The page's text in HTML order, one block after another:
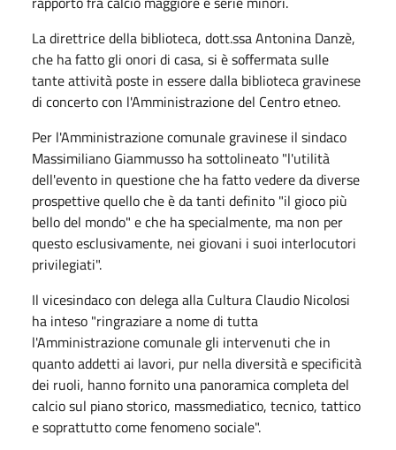
La direttrice della biblioteca, dott.ssa Antonina Danzè,
che ha fatto gli onori di casa, si è soffermata sulle
tante attività poste in essere dalla biblioteca gravinese
di concerto con l'Amministrazione del Centro etneo.
Per l'Amministrazione comunale gravinese il sindaco
Massimiliano Giammusso ha sottolineato "l'utilità
dell'evento in questione che ha fatto vedere da diverse
prospettive quello che è da tanti definito "il gioco più
bello del mondo" e che ha specialmente, ma non per
questo esclusivamente, nei giovani i suoi interlocutori
privilegiati".
Il vicesindaco con delega alla Cultura Claudio Nicolosi
ha inteso "ringraziare a nome di tutta
l'Amministrazione comunale gli intervenuti che in
quanto addetti ai lavori, pur nella diversità e specificità
dei ruoli, hanno fornito una panoramica completa del
calcio sul piano storico, massmediatico, tecnico, tattico
e soprattutto come fenomeno sociale".